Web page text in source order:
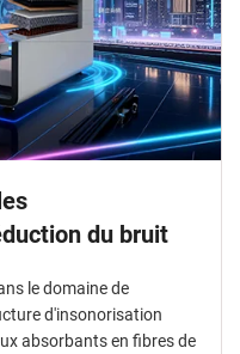
du bruit
le domaine de
d'insonorisation
absorbants en fibres de